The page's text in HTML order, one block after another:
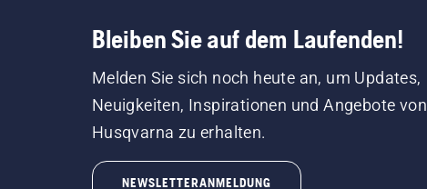
Bleiben Sie auf dem Laufenden!
Melden Sie sich noch heute an, um Updates,
Neuigkeiten, Inspirationen und Angebote von
Husqvarna zu erhalten.
NEWSLETTERANMELDUNG